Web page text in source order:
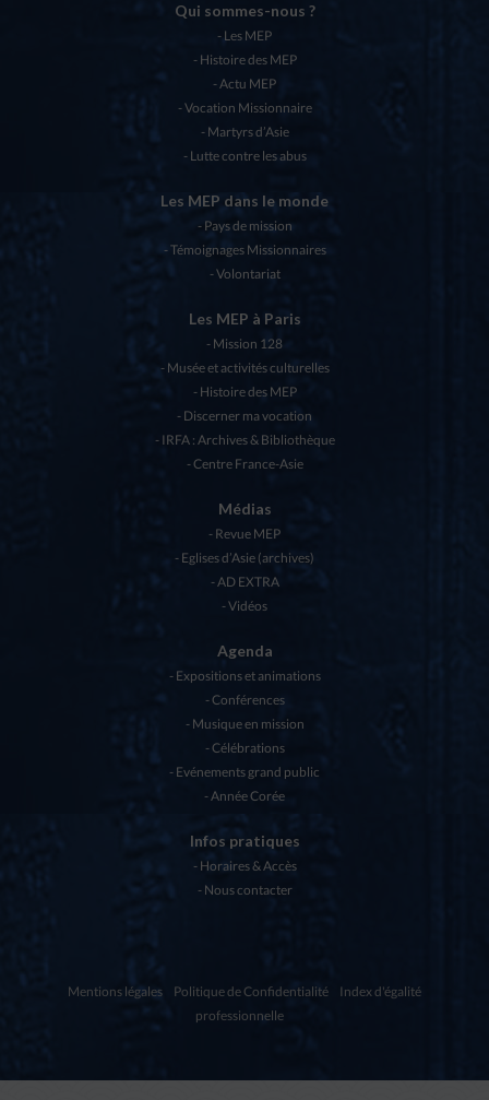
Qui sommes-nous ?
Les MEP
Histoire des MEP
Actu MEP
Vocation Missionnaire
Martyrs d’Asie
Lutte contre les abus
Les MEP dans le monde
Pays de mission
Témoignages Missionnaires
Volontariat
Les MEP à Paris
Mission 128
Musée et activités culturelles
Histoire des MEP
Discerner ma vocation
IRFA : Archives & Bibliothèque
Centre France-Asie
Médias
Revue MEP
Eglises d’Asie (archives)
AD EXTRA
Vidéos
Agenda
Expositions et animations
Conférences
Musique en mission
Célébrations
Evénements grand public
Année Corée
Infos pratiques
Horaires & Accès
Nous contacter
Mentions légales Politique de Confidentialité
Index d'égalité
professionnelle